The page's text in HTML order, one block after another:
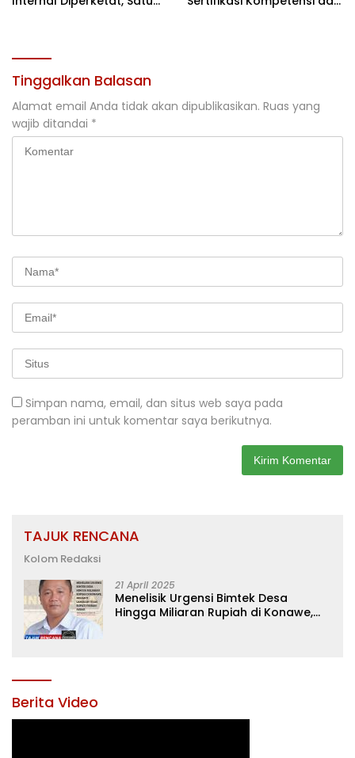
Tinggalkan Balasan
Alamat email Anda tidak akan dipublikasikan. Ruas yang
wajib ditandai *
Simpan nama, email, dan situs web saya pada
peramban ini untuk komentar saya berikutnya.
TAJUK RENCANA
Kolom Redaksi
21 April 2025
Menelisik Urgensi Bimtek Desa
Hingga Miliaran Rupiah di Konawe,
Berita Video